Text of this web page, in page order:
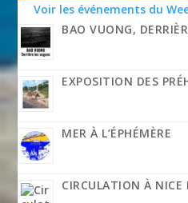
Voir les événements du
BAO VUONG,
EXPOSITION DES
MER À L’ÉPHÉMÈRE
CIRCULATION À